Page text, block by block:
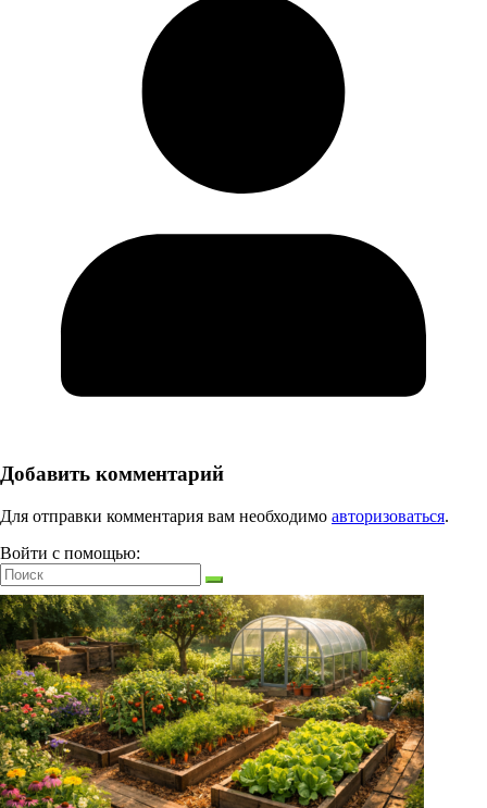
Добавить комментарий
Для отправки комментария вам необходимо авторизоваться.
Войти с помощью: